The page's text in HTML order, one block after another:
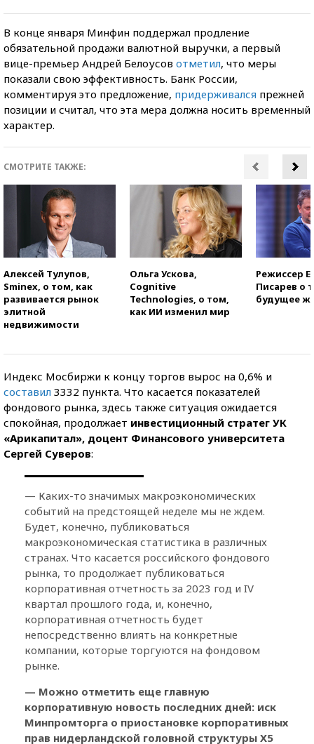
В конце января Минфин поддержал продление
обязательной продажи валютной выручки, а первый
вице-премьер Андрей Белоусов отметил, что меры
показали свою эффективность. Банк России,
комментируя это предложение, придерживался прежней
позиции и считал, что эта мера должна носить временный
характер.
СМОТРИТЕ ТАКЖЕ:
Алексей Тулупов,
Sminex, о том, как
развивается рынок
элитной
недвижимости
Ольга Ускова,
Cognitive
Technologies, о том,
как ИИ изменил мир
Режиссер
Писарев о
будущее
Индекс Мосбиржи к концу торгов вырос на 0,6% и
составил 3332 пункта. Что касается показателей
фондового рынка, здесь также ситуация ожидается
спокойная, продолжает инвестиционный стратег УК
«Арикапитал», доцент Финансового университета
Сергей Суверов:
— Каких-то значимых макроэкономических
событий на предстоящей неделе мы не ждем.
Будет, конечно, публиковаться
макроэкономическая статистика в различных
странах. Что касается российского фондового
рынка, то продолжает публиковаться
корпоративная отчетность за 2023 год и IV
квартал прошлого года, и, конечно,
корпоративная отчетность будет
непосредственно влиять на конкретные
компании, которые торгуются на фондовом
рынке.
— Можно отметить еще главную
корпоративную новость последних дней: иск
Минпромторга о приостановке корпоративных
прав нидерландской головной структуры X5